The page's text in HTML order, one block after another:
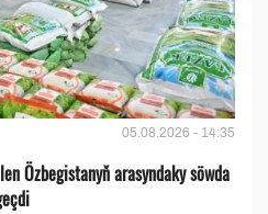
05.08.2026 - 14:35
Özbegistanyň arasyndaky söwda